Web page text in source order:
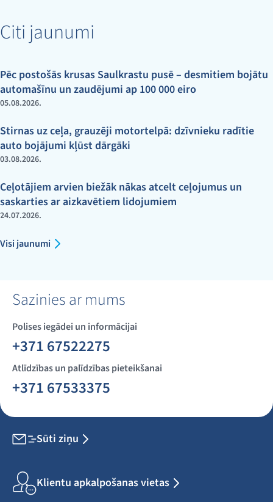
Citi jaunumi
Pēc postošās krusas Saulkrastu pusē – desmitiem bojātu
automašīnu un zaudējumi ap 100 000 eiro
05.08.2026.
Stirnas uz ceļa, grauzēji motortelpā: dzīvnieku radītie
auto bojājumi kļūst dārgāki
03.08.2026.
Ceļotājiem arvien biežāk nākas atcelt ceļojumus un
saskarties ar aizkavētiem lidojumiem
24.07.2026.
Visi jaunumi
Sazinies ar mums
Polises iegādei un informācijai
+371 67522275
Atlīdzības un palīdzības pieteikšanai
+371 67533375
Sūti ziņu
Klientu apkalpošanas vietas